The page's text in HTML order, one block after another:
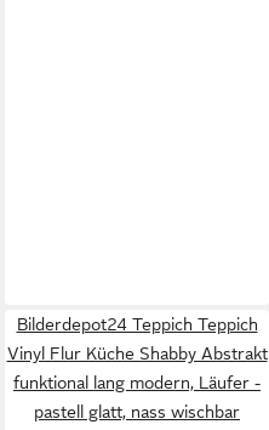
Bilderdepot24 Teppich Teppich
Vinyl Flur Küche Shabby Abstrakt
funktional lang modern, Läufer -
pastell glatt, nass wischbar